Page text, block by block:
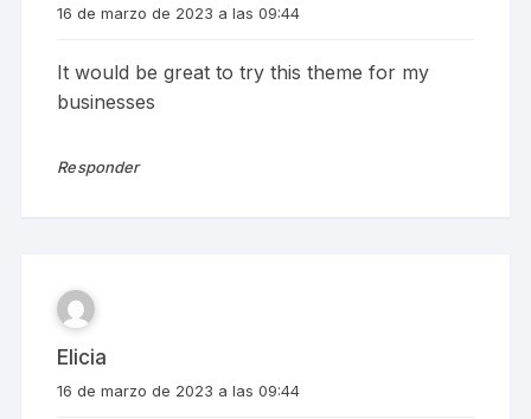
16 de marzo de 2023 a las 09:44
It would be great to try this theme for my
businesses
Responder
Elicia
16 de marzo de 2023 a las 09:44